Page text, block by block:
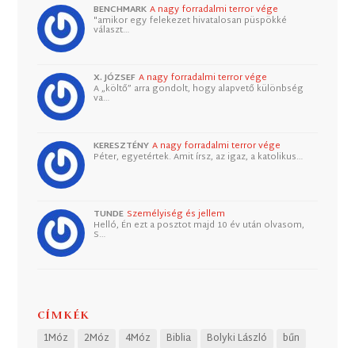
BENCHMARK A nagy forradalmi terror vége
"amikor egy felekezet hivatalosan püspökké
választ…
X. JÓZSEF A nagy forradalmi terror vége
A „költő” arra gondolt, hogy alapvető különbség
va…
KERESZTÉNY A nagy forradalmi terror vége
Péter, egyetértek. Amit írsz, az igaz, a katolikus…
TUNDE Személyiség és jellem
Helló, Én ezt a posztot majd 10 év után olvasom,
S…
CÍMKÉK
1Móz 2Móz 4Móz Biblia Bolyki László
bűn